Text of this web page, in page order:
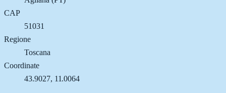
CAP
51031
Regione
Toscana
Coordinate
43.9027, 11.0064